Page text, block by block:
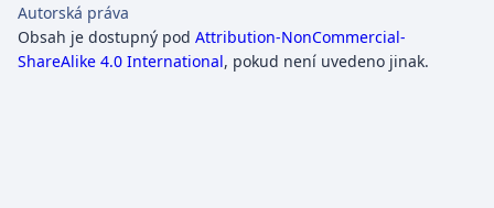
Autorská práva
Obsah je dostupný pod Attribution-NonCommercial-
ShareAlike 4.0 International, pokud není uvedeno jinak.